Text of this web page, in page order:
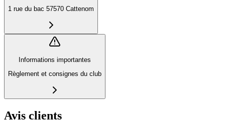
1 rue du bac 57570 Cattenom
Informations importantes
Règlement et consignes du club
Avis clients